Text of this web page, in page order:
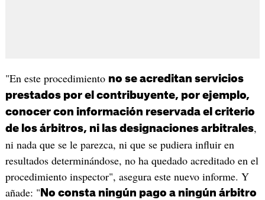
"En este procedimiento no se acreditan servicios
prestados por el contribuyente, por ejemplo,
conocer con información reservada el criterio
de los árbitros, ni las designaciones arbitrales,
ni nada que se le parezca, ni que se pudiera influir en
resultados determinándose, no ha quedado acreditado en el
procedimiento inspector", asegura este nuevo informe. Y
añade: " No consta ningún pago a ningún árbitro